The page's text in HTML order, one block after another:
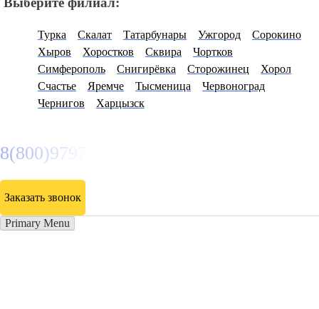
Турка Скалат Татарбунары Ужгород
Сорокино
Хыров
Хоростков Сквира
Чортков
Симферополь
Снигирёвка Сторожинец
Хорол
Счастье
Яремче Тысменица
Червоноград
Чернигов
Харцызск
8(800)9797043
Заказать звонок
Primary Menu